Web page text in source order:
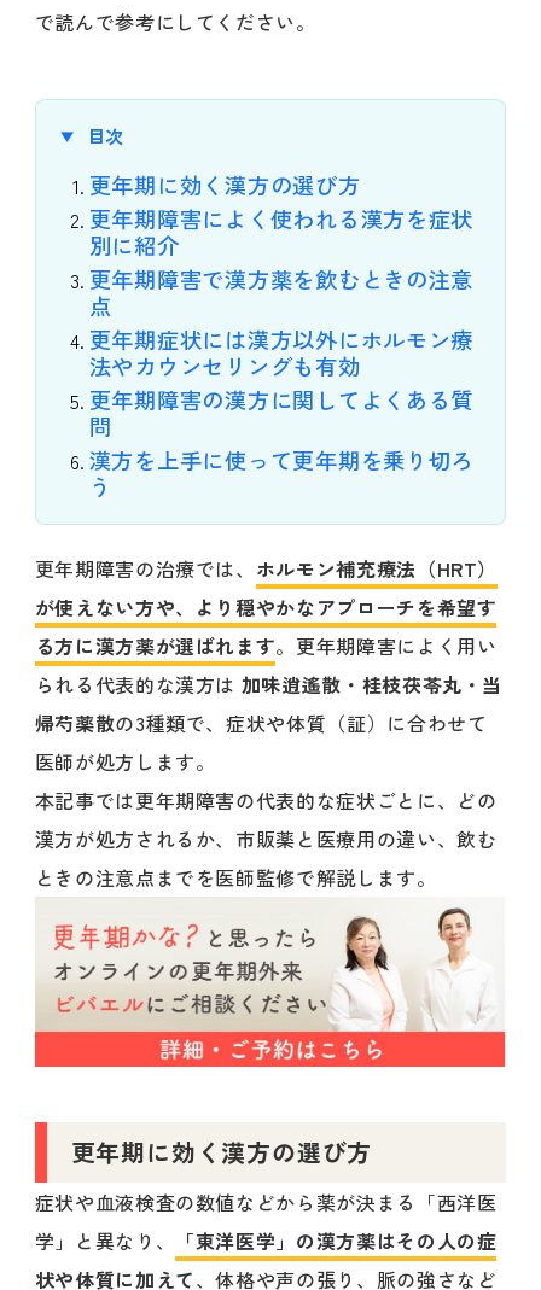
で読んで参考にしてください。
目次
更年期に効く漢方の選び方
更年期障害によく使われる漢方を症状
別に紹介
更年期障害で漢方薬を飲むときの注意
点
更年期症状には漢方以外にホルモン療
法やカウンセリングも有効
更年期障害の漢方に関してよくある質
問
漢方を上手に使って更年期を乗り切ろ
う
更年期障害の治療では、 ホルモン補充療法（HRT）
が使えない方や、より穏やかなアプローチを希望す
る方に漢方薬が選ばれます。更年期障害によく用い
られる代表的な漢方は 加味逍遙散・桂枝茯苓丸・当
帰芍薬散の3種類で、症状や体質（証）に合わせて
医師が処方します。
本記事では更年期障害の代表的な症状ごとに、どの
漢方が処方されるか、市販薬と医療用の違い、飲む
ときの注意点までを医師監修で解説します。
更年期に効く漢方の選び方
症状や血液検査の数値などから薬が決まる「西洋医
学」と異なり、
「東洋医学」の漢方薬はその人の症
状や体質に加えて、体格や声の張り、脈の強さなど